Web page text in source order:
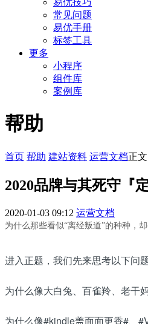
易优技巧
常见问题
易优手册
标签工具
更多
小程序
组件库
案例库
帮助
首页 帮助 建站资料 运营文档正文
2020品牌与其死守『
2020-01-03 09:12 运营文档
为什么那些看似“离经叛道”的种种，
进入正题，我们先来思考以下问
为什么像大白兔、百雀羚、老干
为什么像#kindle盖面面更香#、